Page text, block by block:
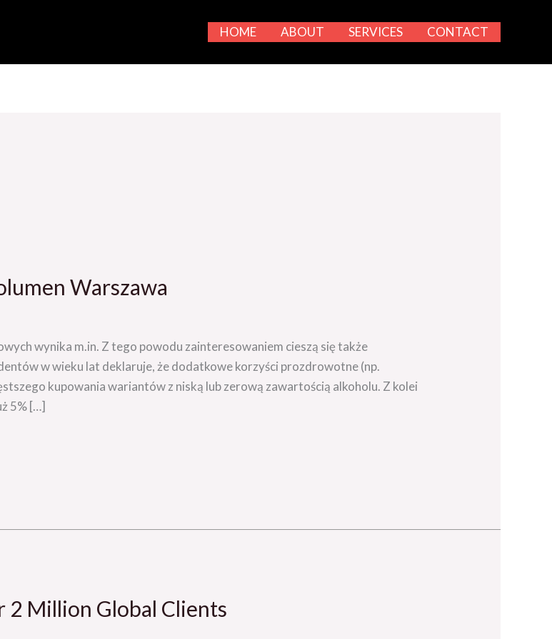
HOME ABOUT SERVICES CONTACT
Warszawa
wynika m.in. Z tego powodu zainteresowaniem cieszą się także
w wieku lat deklaruje, że dodatkowe korzyści prozdrowotne (np.
kupowania wariantów z niską lub zerową zawartością alkoholu. Z kolei
5% […]
2 Million Global Clients